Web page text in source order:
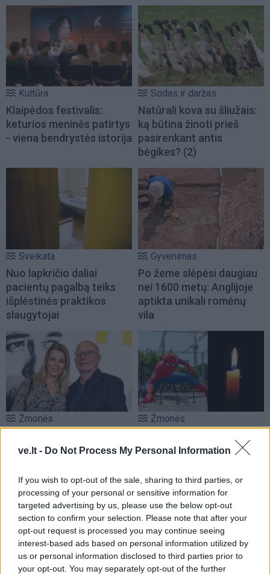
ve.lt - Do Not Process My Personal Information
If you wish to opt-out of the sale, sharing to third parties, or
processing of your personal or sensitive information for
targeted advertising by us, please use the below opt-out
section to confirm your selection. Please note that after your
opt-out request is processed you may continue seeing
interest-based ads based on personal information utilized by
us or personal information disclosed to third parties prior to
your opt-out. You may separately opt-out of the further
Kultūra
Klaipėdos festivalis:
keturios meninės patirtys
- viena bendrystės istorija
Sodas ir daržas
Natūrali kova su šliužais:
ką būtina žinoti prieš
pasirenkant antis
bėgikes? (2)
Sveikata
Nuo lapkričio daliai
pacientų pagalbą teiks
išplėstinės praktikos
slaugytojai
Gyvenimas
Po žeme slėpėsi daugiau
nei 1600 metų: Anglijoje
aptikta unikali romėnų
vila
Žmonės
metis – kupinas
Arūnas papasakojo, kuo
nustebino žmoną
Žmonės
voras“ sužibėjusi aktorė